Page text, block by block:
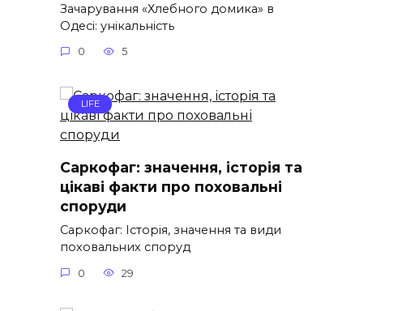
Зачарування «Хлебного домика» в
Одесі: унікальність
0 5
LIFE
Саркофаг: значення, історія та
цікаві факти про поховальні
споруди
Саркофаг: Історія, значення та види
поховальних споруд
0 29